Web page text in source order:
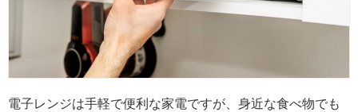
電子レンジは手軽で便利な家電ですが、身近な食べ物でも